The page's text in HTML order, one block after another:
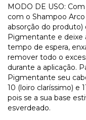
MODO DE USO:
com o Shampoo
absorção do produto)
Pigmentante e deixe
tempo de espera,
remover todo o
durante a aplicação.
Pigmentante seu
10 (loiro claríssimo) e
pois se a sua base
esverdeado.